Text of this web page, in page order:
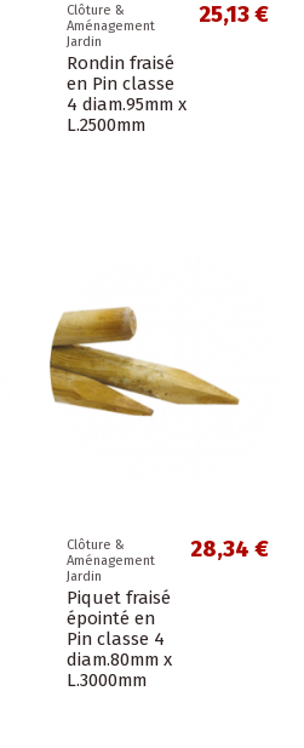
Clôture &
Aménagement
Jardin
Rondin fraisé
en Pin classe
4 diam.95mm x
L.2500mm
25,13 €
Clôture &
Aménagement
Jardin
Piquet fraisé
épointé en
Pin classe 4
diam.80mm x
L.3000mm
28,34 €